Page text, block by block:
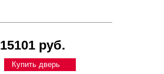
15101 руб.
Купить дверь